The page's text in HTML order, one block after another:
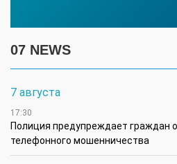
07 NEWS
7 августа
17:30
Полиция предупреждает граждан
телефонного мошенничества